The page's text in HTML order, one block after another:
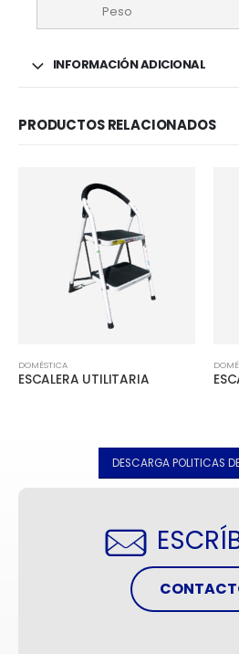
INFORMACIÓN ADICIONAL
PRODUCTOS RELACIONADOS
DOMÉSTICA
ESCALERA UTILITARIA
DESCARGA POLITICAS